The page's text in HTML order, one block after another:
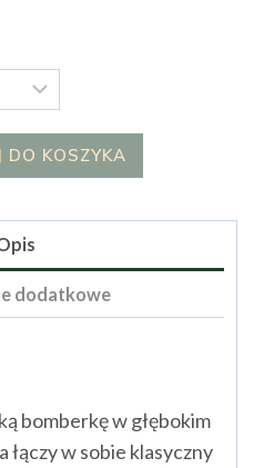
DO KOSZYKA
dodatkowe
bomberkę w głębokim
łączy w sobie klasyczny